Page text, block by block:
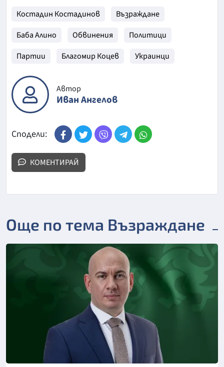
Костадин Костадинов
Възраждане
Баба Алино
Обвинения
Политици
Партии
Благомир Коцев Украинци
Автор
Иван Ангелов
Сподели:
КОМЕНТИРАЙ
Още по тема Възраждане